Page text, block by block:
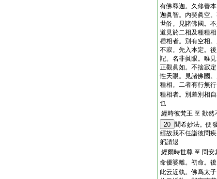
有佛釋迦。久修善
迦眞智。内契眞空
世俗。見諸佛國。
道見於二相及種種
種相者。別有空相
不寂。先入本定。
記。名非眞眼。唯
正觀眞如。不捨寂
性天眼。見諸佛國
種相。二者有行無
種相者。別差別相
也
經時彼梵王 至 欻然
20 聞希妙法。便
經故我不任詣彼問
躬請退
經爾時世尊 至 問
命優婆離。初命。
此云近執。佛爲太